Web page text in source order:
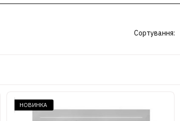
Сортування:
НОВИНКА